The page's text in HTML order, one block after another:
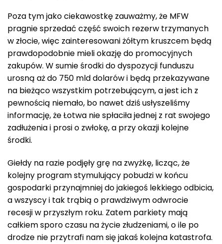
Poza tym jako ciekawostkę zauważmy, że MFW
pragnie sprzedać część swoich rezerw trzymanych
w złocie, więc zainteresowani żółtym kruszcem będą
prawdopodobnie mieli okazję do promocyjnych
zakupów. W sumie środki do dyspozycji funduszu
urosną aż do 750 mld dolarów i będą przekazywane
na bieżąco wszystkim potrzebującym, a jest ich z
pewnością niemało, bo nawet dziś usłyszeliśmy
informację, że Łotwa nie spłaciła jednej z rat swojego
zadłużenia i prosi o zwłokę, a przy okazji kolejne
środki.
Giełdy na razie podjęły grę na zwyżkę, licząc, że
kolejny program stymulujący pobudzi w końcu
gospodarki przynajmniej do jakiegoś lekkiego odbicia,
a wszyscy i tak trąbią o prawdziwym odwrocie
recesji w przyszłym roku. Zatem parkiety mają
całkiem sporo czasu na życie złudzeniami, o ile po
drodze nie przytrafi nam się jakaś kolejna katastrofa.